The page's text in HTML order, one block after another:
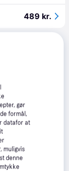
489 kr.
gør
formål,
datafor at
muligvis
denne